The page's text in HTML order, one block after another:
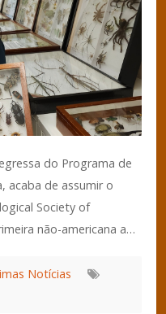
do Programa de
acaba de assumir o
Society of
não-americana a…
Notícias